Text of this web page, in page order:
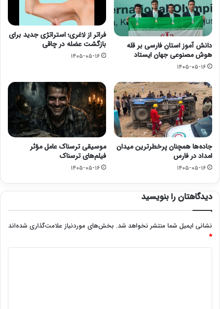
دانش آموز استان فارسی بر قله
هوش مصنوعی جهان ایستاد
۱۴۰۵-۰۵-۱۶
فراتر از لاغری؛ استراتژی جدید برای
بازگشت عضله در چاقی
۱۴۰۵-۰۵-۱۶
جاده‌ها همچنان پرخطرترین میدان
امداد در فارس
۱۴۰۵-۰۵-۱۶
موسیقی ترسناک عامل مؤثر
فیلم‌های ترسناک
۱۴۰۵-۰۵-۱۶
دیدگاهتان را بنویسید
نشانی ایمیل شما منتشر نخواهد شد. بخش‌های موردنیاز علامت‌گذاری شده‌اند
*